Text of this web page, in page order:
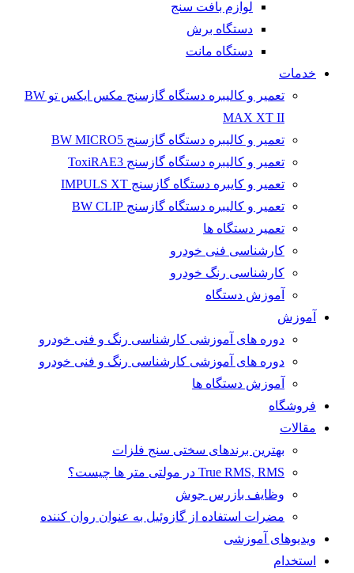
لوازم بافت سنج
دستگاه برش
دستگاه مانت
خدمات
تعمیر و کالیبره دستگاه گازسنج مکس ایکس تو BW
MAX XT II
تعمیر و کالیبره دستگاه گازسنج BW MICRO5
تعمیر و کالیبره دستگاه گازسنج ToxiRAE3
تعمیر و کایبره دستگاه گازسنج IMPULS XT
تعمیر و کالیبره دستگاه گازسنج BW CLIP
تعمیر دستگاه ها
کارشناسی فنی خودرو
کارشناسی رنگ خودرو
آموزش دستگاه
آموزش
دوره های آموزشی کارشناسی رنگ و فنی خودرو
دوره های آموزشی کارشناسی رنگ و فنی خودرو
آموزش دستگاه ها
فروشگاه
مقالات
بهترین برندهای سختی سنج فلزات
True RMS, RMS در مولتی متر ها چیست؟
وظایف بازرس جوش
مضرات استفاده از گازوئیل به عنوان روان کننده
ویدیوهای آموزشی
استخدام